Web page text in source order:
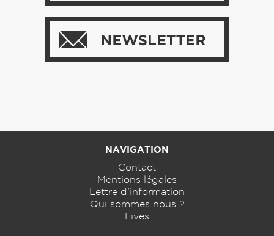
NAVIGATION
Contact
Mentions légales
Lettre d'information
Qui sommes nous ?
Lives